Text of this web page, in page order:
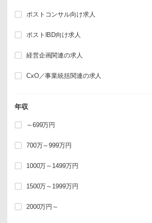
ポストコンサル向け求人
ポストIBD向け求人
経営企画関連の求人
CxO／事業統括関連の求人
年収
～699万円
700万～999万円
1000万～1499万円
1500万～1999万円
2000万円～